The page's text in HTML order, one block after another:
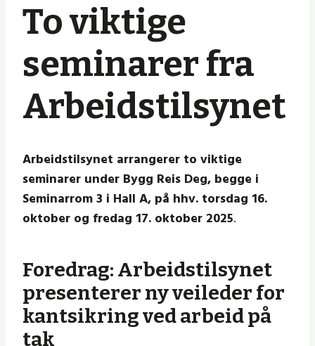
To viktige
seminarer fra
Arbeidstilsynet
Arbeidstilsynet arrangerer to viktige
seminarer under Bygg Reis Deg, begge i
Seminarrom 3 i Hall A, på hhv. torsdag 16.
oktober og fredag 17. oktober 2025.
Foredrag: Arbeidstilsynet
presenterer ny veileder for
kantsikring ved arbeid på
tak